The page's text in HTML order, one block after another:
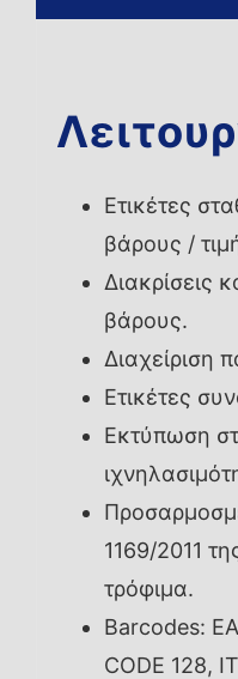
Ετικέτες
βάρους /
Διακρίσεις
βάρους.
Διαχείριση
Ετικέτες
Εκτύπωση
1169/2011
τρόφιμα.
Barcodes:
CODE 128,